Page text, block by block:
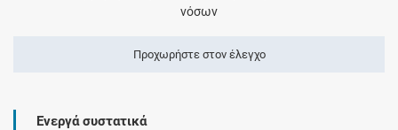
νόσων
Προχωρήστε στον έλεγχο
Ενεργά συστατικά